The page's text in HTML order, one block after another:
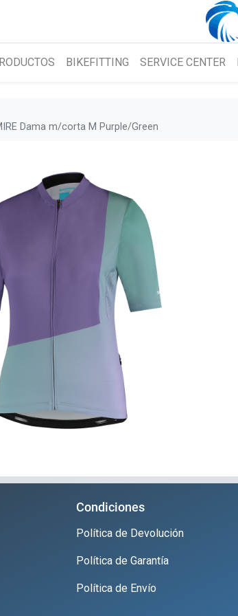
BIKEFITTING SERVICE CENTER
Dama m/corta M Purple/Green
Condiciones
Política de Devolución
Política de Garantía
Política de Envío